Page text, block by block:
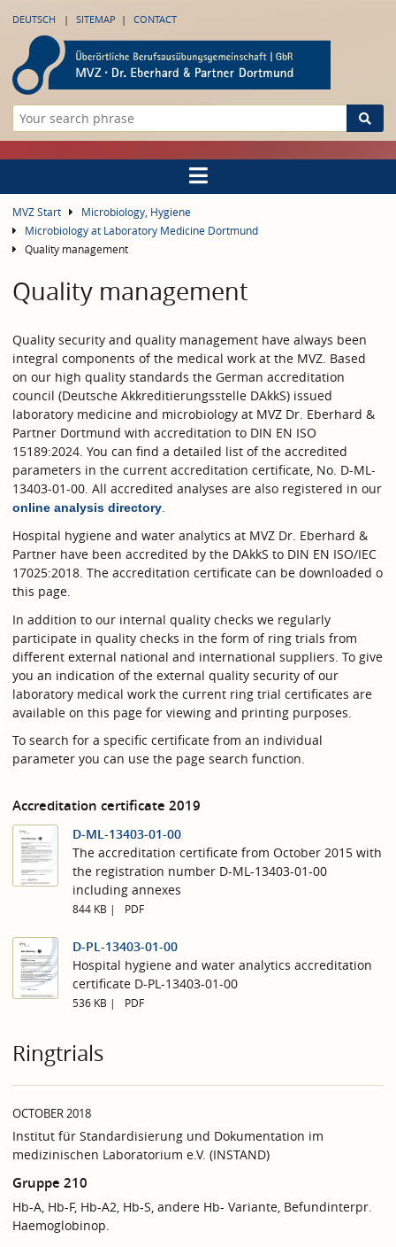
DEUTSCH SITEMAP CONTACT
MVZ Start
Microbiology, Hygiene
Microbiology at Laboratory Medicine Dortmund
Quality management
Quality management
Quality security and quality management have always been
integral components of the medical work at the MVZ. Based
on our high quality standards the German accreditation
council (Deutsche Akkreditierungsstelle DAkkS) issued
laboratory medicine and microbiology at MVZ Dr. Eberhard &
Partner Dortmund with accreditation to DIN EN ISO
15189:2024. You can find a detailed list of the accredited
parameters in the current accreditation certificate, No. D-ML-
13403-01-00. All accredited analyses are also registered in our
online analysis directory
Hospital hygiene and water analytics at MVZ Dr. Eberhard &
Partner have been accredited by the DAkkS to DIN EN ISO/IEC
17025:2018. The accreditation certificate can be downloaded o
this page.
In addition to our internal quality checks we regularly
participate in quality checks in the form of ring trials from
different external national and international suppliers. To give
you an indication of the external quality security of our
laboratory medical work the current ring trial certificates are
available on this page for viewing and printing purposes.
To search for a specific certificate from an individual
parameter you can use the page search function.
Accreditation certificate 2019
D-ML-13403-01-00
The accreditation certificate from October 2015 with
the registration number D-ML-13403-01-00
including annexes
844 KB PDF
D-PL-13403-01-00
Hospital hygiene and water analytics accreditation
certificate D-PL-13403-01-00
536 KB PDF
Ringtrials
OCTOBER 2018
Institut für Standardisierung und Dokumentation im
medizinischen Laboratorium e.V. (INSTAND)
Gruppe 210
Hb-A, Hb-F, Hb-A2, Hb-S, andere Hb- Variante, Befundinterpr.
Haemoglobinop.